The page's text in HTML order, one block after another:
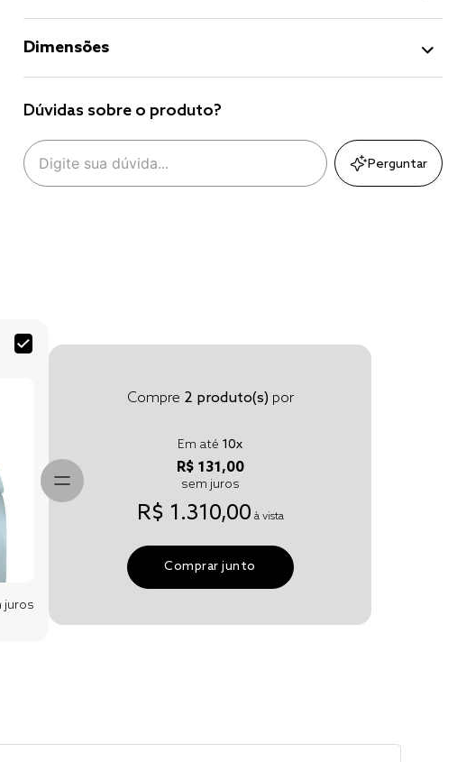
Dimensões
Dúvidas sobre o produto?
Perguntar
juros
Compre 2 produto(s)por
Em até 10x
R$ 131,00
sem juros
R$ 1.310,00 à vista
Comprar junto